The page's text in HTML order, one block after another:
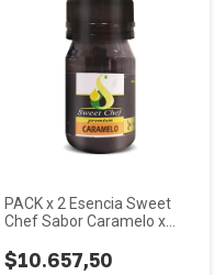
PACK x 2 Esencia Sweet
Chef Sabor Caramelo x
$10.657,50